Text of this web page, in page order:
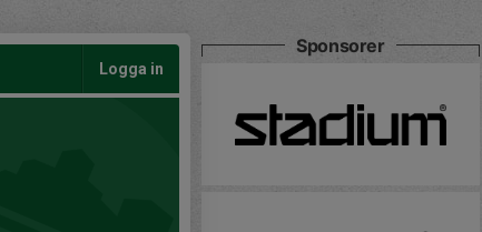
Logga in
Sponsorer